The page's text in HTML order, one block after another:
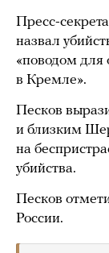
Пресс-
назвал
«поводом для
в Кремле».
Песков
и близким
на
убийства.
Песков
России.